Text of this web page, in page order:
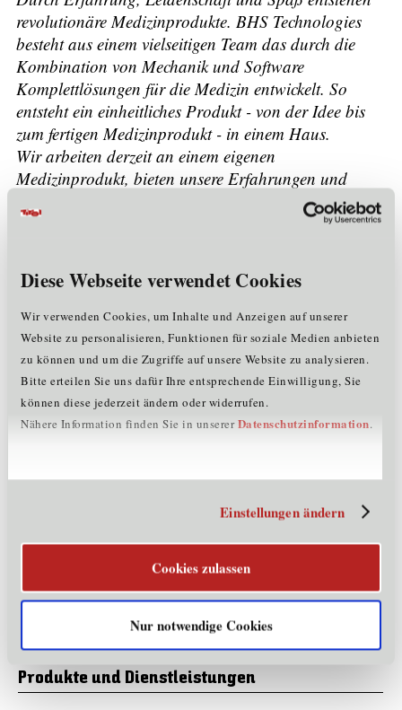
Diese Webseite verwendet Cookies
Wir verwenden Cookies, um Inhalte und Anzeigen auf unserer
Website zu personalisieren, Funktionen für soziale Medien anbieten
zu können und um die Zugriffe auf unsere Website zu analysieren.
Bitte erteilen Sie uns dafür Ihre entsprechende Einwilligung, Sie
können diese jederzeit ändern oder widerrufen.
Nähere Information finden Sie in unsererDatenschutzinformation.
Einstellungen ändern
Cookies zulassen
Nur notwendige Cookies
revolutionäre Medizinprodukte. BHS Technologies
besteht aus einem vielseitigen Team das durch die
Kombination von Mechanik und Software
Komplettlösungen für die Medizin entwickelt. So
entsteht ein einheitliches Produkt - von der Idee bis
zum fertigen Medizinprodukt - in einem Haus.
Wir arbeiten derzeit an einem eigenen
Medizinprodukt, bieten unsere Erfahrungen und
Wissen von der Produkt- bis zur Marktentwicklung
für Medizinprodukte aller Risikoklassen auch an.
eigenes Produkt, sondern auch gerne für Sie und
bieten Beratungsleistungen (ISO 13485, MDR, FDA
CFR, Business Develoment für Medizinprodukte)
oder Produktentwicklung (Mechanik, Mechatronik,
Software) gerne an.
Unternehmensdaten
Rechtsform:
Gesellschaft mit beschränkter Haftung
LS + IT +ME
Märkte & Exportländer
Produkte und Dienstleistungen